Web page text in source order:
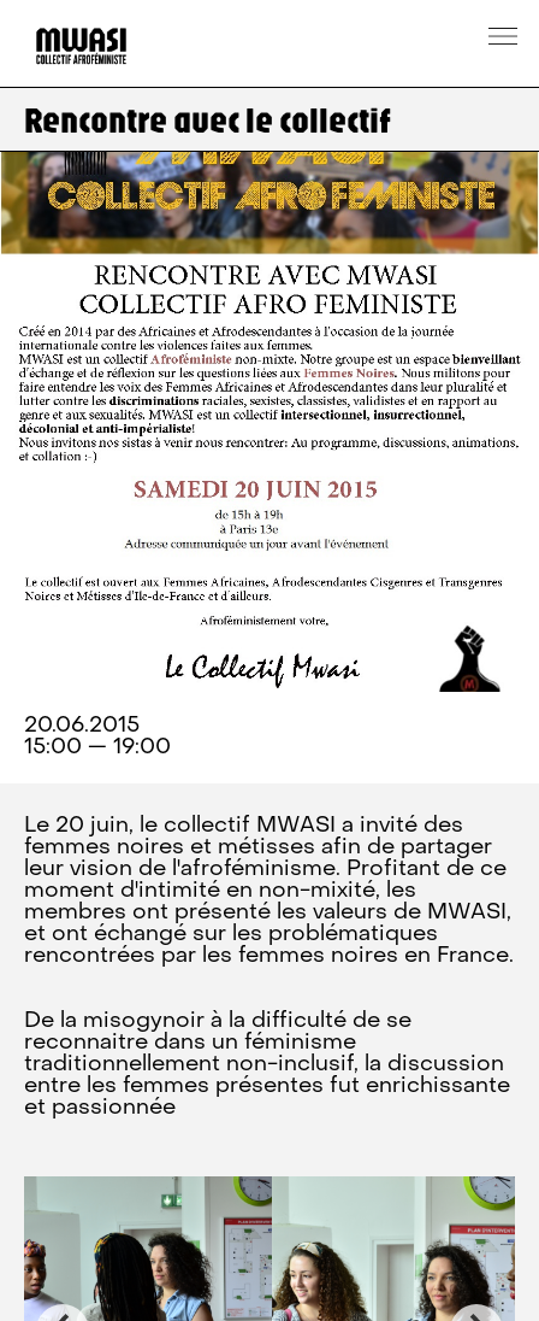
Rencontre avec le collectif
20.06.2015
15:00 — 19:00
Le 20 juin, le collectif MWASI a invité des
femmes noires et métisses afin de partager
leur vision de l'afroféminisme. Profitant de ce
moment d'intimité en non-mixité, les
membres ont présenté les valeurs de MWASI,
et ont échangé sur les problématiques
rencontrées par les femmes noires en France.
De la misogynoir à la difficulté de se
reconnaitre dans un féminisme
traditionnellement non-inclusif, la discussion
entre les femmes présentes fut enrichissante
et passionnée